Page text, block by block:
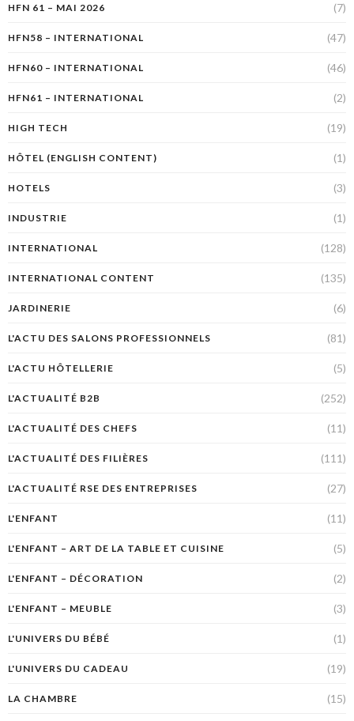
HFN 61 – MAI 2026 (7)
HFN58 – INTERNATIONAL (47)
HFN60 – INTERNATIONAL (46)
HFN61 – INTERNATIONAL (2)
HIGH TECH (19)
HÔTEL (ENGLISH CONTENT) (1)
HOTELS (3)
INDUSTRIE (1)
INTERNATIONAL (128)
INTERNATIONAL CONTENT (135)
JARDINERIE (6)
L'ACTU DES SALONS PROFESSIONNELS (81)
L'ACTU HÔTELLERIE (5)
L'ACTUALITÉ B2B (252)
L'ACTUALITÉ DES CHEFS (11)
L'ACTUALITÉ DES FILIÈRES (111)
L'ACTUALITÉ RSE DES ENTREPRISES (27)
L'ENFANT (11)
L'ENFANT – ART DE LA TABLE ET CUISINE (5)
L'ENFANT – DÉCORATION (2)
L'ENFANT – MEUBLE (3)
L'UNIVERS DU BÉBÉ (1)
L'UNIVERS DU CADEAU (19)
LA CHAMBRE (15)